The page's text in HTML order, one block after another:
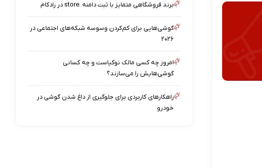
برند فروشگاهی متمایز با ثبت دامنه .store در رادکام
گوشی‌هایی برای کم‌کردن وسوسه شبکه‌های اجتماعی در
۲۰۲۶
امروز چه کسی مالک نوکیاست و چه کسانی
گوشی‌هایش را می‌سازند؟
راهکارهای کاربردی برای جلوگیری از داغ شدن گوشی در
خودرو